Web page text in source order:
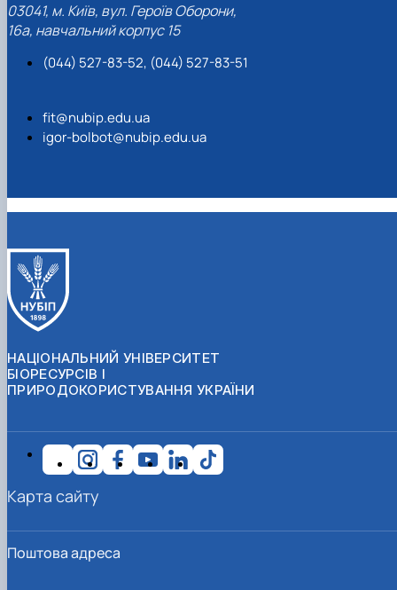
03041, м. Київ, вул. Героїв Оборони,
16а, навчальний корпус 15
(044) 527-83-52, (044) 527-83-51
fit@nubip.edu.ua
igor-bolbot@nubip.edu.ua
НАЦІОНАЛЬНИЙ УНІВЕРСИТЕТ
БІОРЕСУРСІВ І
ПРИРОДОКОРИСТУВАННЯ УКРАЇНИ
Поштова адреса
Карта сайту